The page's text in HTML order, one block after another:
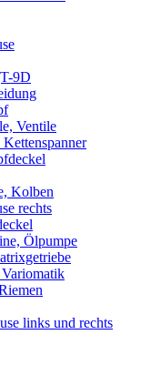
9D
Ventile
Kolben
rechts
Ölpumpe
links und rechts